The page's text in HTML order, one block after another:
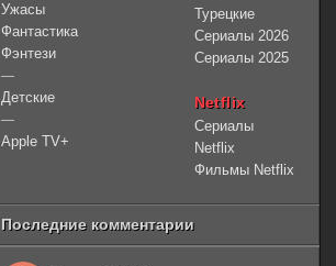
Ужасы
Фантастика
Фэнтези
—
Детские
—
Apple TV+
Турецкие
Сериалы 2026
Сериалы 2025
Netflix
Сериалы
Netflix
Фильмы Netflix
Последние комментарии